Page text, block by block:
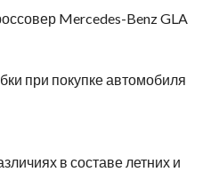
Mercedes-Benz GLA
при покупке автомобиля
в составе летних и